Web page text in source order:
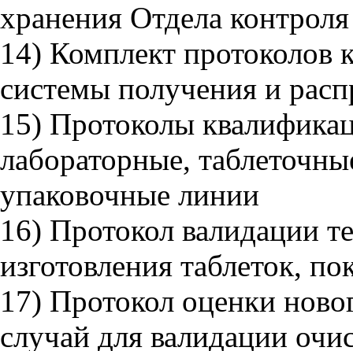
хранения Отдела
14) Комплект протоколов
системы получения и
15) Протоколы
лабораторные,
упаковочные линии
16) Протокол валидации
изготовления таблеток,
17) Протокол оценки
случай для валидации